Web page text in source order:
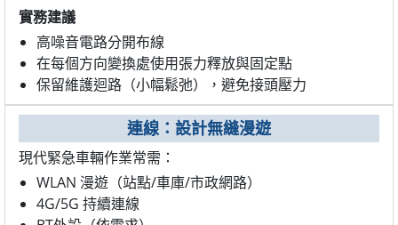
實務建議
高噪音電路分開布線
在每個方向變換處使用張力釋放與固定點
保留維護迴路（小幅鬆弛），避免接頭壓力
連線：設計無縫漫遊
現代緊急車輛作業常需：
WLAN 漫遊（站點/車庫/市政網路）
4G/5G 持續連線